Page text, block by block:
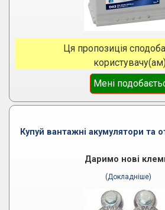
Ця пропозиція
користувачу(ам)
Мені
Купуй вантажні акумулятори та
Даримо нові
(Докладніше)